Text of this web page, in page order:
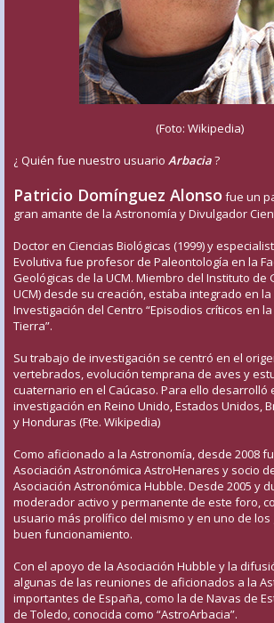
(Foto: Wikipedia)
¿ Quién fue nuestro usuario Arbacia?
Patricio Domínguez Alonso fue un
gran amante de la Astronomía y Divulgador
Doctor en Ciencias Biológicas (1999) y
Evolutiva fue profesor de Paleontología en la
Geológicas de la UCM. Miembro del Instituto de
UCM) desde su creación, estaba integrado en
Investigación del Centro “Episodios críticos en
Tierra”.
Su trabajo de investigación se centró en el
vertebrados, evolución temprana de aves y
cuaternario en el Caúcaso. Para ello desarrolló
investigación en Reino Unido, Estados Unidos,
y Honduras (Fte. Wikipedia)
Como aficionado a la Astronomía, desde 2008
Asociación Astronómica AstroHenares y socio
Asociación Astronómica Hubble. Desde 2005 y
moderador activo y permanente de este foro,
usuario más prolífico del mismo y en uno de
buen funcionamiento.
Con el apoyo de la Asociación Hubble y la
algunas de las reuniones de aficionados a la
importantes de España, como la de Navas de
de Toledo, conocida como “AstroArbacia”.